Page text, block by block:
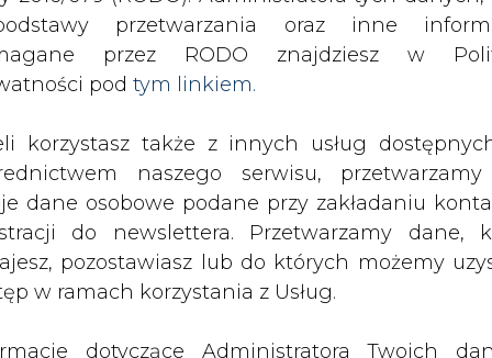
przetwarzania oraz inne
przez RODO znajdziesz w
pod tym linkiem.
korzystasz także z innych usług
naszego serwisu,
dane osobowe podane przy zakładaniu
do newslettera. Przetwarzamy dane,
pozostawiasz lub do których możemy
w ramach korzystania z Usług.
dotyczące Administratora Twoich
drukuj skomentuj udostępnij: